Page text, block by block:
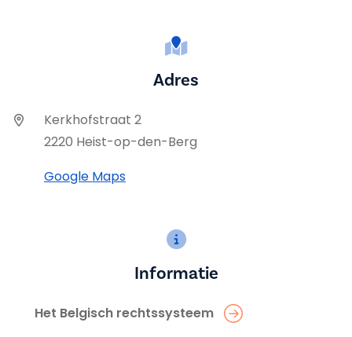
Adres
Kerkhofstraat 2
2220 Heist-op-den-Berg
Google Maps
Informatie
Het Belgisch rechtssysteem